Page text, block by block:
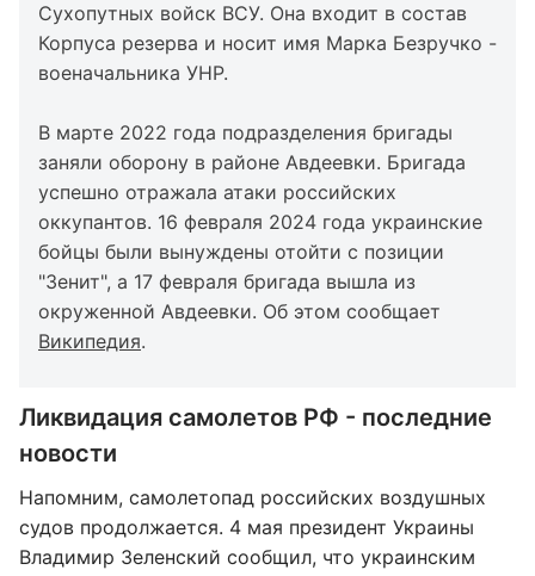
Сухопутных войск ВСУ. Она входит в состав
Корпуса резерва и носит имя Марка Безручко -
военачальника УНР.
В марте 2022 года подразделения бригады
заняли оборону в районе Авдеевки. Бригада
успешно отражала атаки российских
оккупантов. 16 февраля 2024 года украинские
бойцы были вынуждены отойти с позиции
"Зенит", а 17 февраля бригада вышла из
окруженной Авдеевки. Об этом сообщает
Википедия.
Ликвидация самолетов РФ - последние
новости
Напомним, самолетопад российских воздушных
судов продолжается. 4 мая президент Украины
Владимир Зеленский сообщил, что украинским